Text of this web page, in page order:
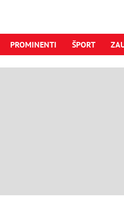
PROMINENTI ŠPORT